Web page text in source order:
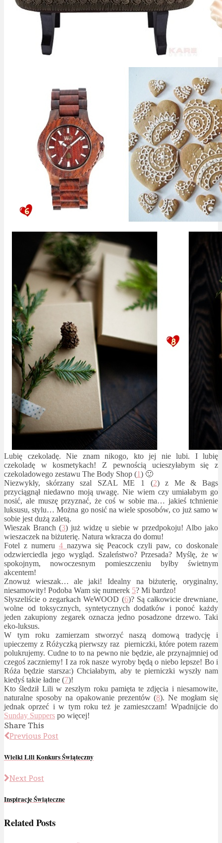
Lubię czekoladę. Nie znam nikogo, kto jej nie lubi. I lubię
czekoladę w kosmetykach! Z pewnością ucieszyłabym się z
czekoladowego zestawu The Body Shop (1) 🙂
Niezwykły, skórzany szal SZAL ME 1 (2) z Me & Bags
przyciągnął niedawno moją uwagę. Nie wiem czy umiałabym go
nosić, ale muszę przyznać, że coś w sobie ma… jakieś tchnienie
luksusu, stylu… Można go nosić na wiele sposobów, co już samo w
sobie jest dużą zaletą.
Wieszak Branch (3) już widzę u siebie w przedpokoju! Albo jako
wieszaczek na biżuterię. Natura wkracza do domu!
Fotel z numeru 4 nazywa się Peacock czyli paw, co doskonale
odzwierciedla jego wygląd. Szaleństwo? Przesada? Myślę, że w
spokojnym, nowoczesnym pomieszczeniu byłby świetnym
akcentem!
Znowuż wieszak… ale jaki! Idealny na biżuterię, oryginalny,
niesamowity! Podoba Wam się numerek 5? Mi bardzo!
Słyszeliście o zegarkach WeWOOD (6)? Są całkowicie drewniane,
wolne od toksycznych, syntetycznych dodatków i ponoć każdy
jeden zakupiony zegarek oznacza jedno posadzone drzewo. Taki
eko-luksus.
W tym roku zamierzam stworzyć naszą domową tradycję i
upieczemy z Różyczką pierwszy raz pierniczki, które potem razem
polukrujemy. Cudne to to na pewno nie będzie, ale przynajmniej od
czegoś zaczniemy! I za rok nasze wyroby będą o niebo lepsze! Bo i
Róża będzie starsza:) Chciałabym, aby te pierniczki wyszły nam
kiedyś takie ładne (7)!
Kto śledził Lili w zeszłym roku pamięta te zdjęcia i niesamowite,
naturalne sposoby na opakowanie prezentów (8). Ne mogłam się
jednak oprzeć i w tym roku też je zamieszczam! Wpadnijcie do
Sunday Suppers po więcej!
Share This
Previous Post
Wielki Lili Konkurs Świąteczny
Next Post
Inspiracje Świąteczne
Related Posts